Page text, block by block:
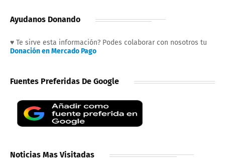
Ayudanos Donando
♥ Te sirve esta información? Podes colaborar con nosotros tu
Donación en Mercado Pago
Fuentes Preferidas De Google
Noticias Mas Visitadas